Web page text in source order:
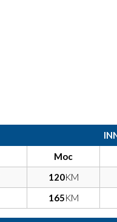
Moc
120KM
165KM